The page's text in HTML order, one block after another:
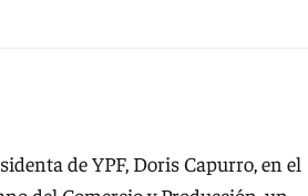
de YPF, Doris Capurro, en el